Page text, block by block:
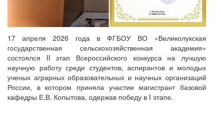
17 апреля 2026 года в ФГБОУ ВО «Великолукская
государственная сельскохозяйственная академия»
состоялся II этап Всероссийского конкурса на лучшую
научную работу среди студентов, аспирантов и молодых
ученых аграрных образовательных и научных организаций
России, в котором приняла участие магистрант базовой
кафедры Е.В. Копытова, одержав победу в I этапе.